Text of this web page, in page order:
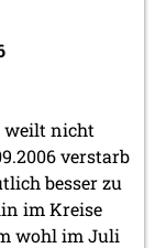
weilt nicht
verstarb
besser zu
im Kreise
wohl im Juli